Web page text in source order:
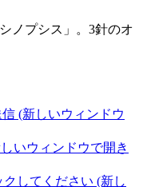
ノプシス」。3針のオ
(新しいウィンドウ
いウィンドウで開き
クしてください (新し